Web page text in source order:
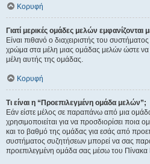
Κορυφή
Γιατί μερικές ομάδες μελών εμφανίζονται
Είναι πιθανό ο διαχειριστής του
χρώμα στα μέλη μιας ομάδας μελών ώστε να
μέλη αυτής της ομάδας.
Κορυφή
Τι είναι η “Προεπιλεγμένη ομάδα μελών”;
Εάν είστε μέλος σε παραπάνω από μια
χρησιμοποιείται για να προσδιορίσει ποια
και το βαθμό της ομάδας για εσάς από
συστήματος συζητήσεων μπορεί να σας
προεπιλεγμένη ομάδα σας μέσω του